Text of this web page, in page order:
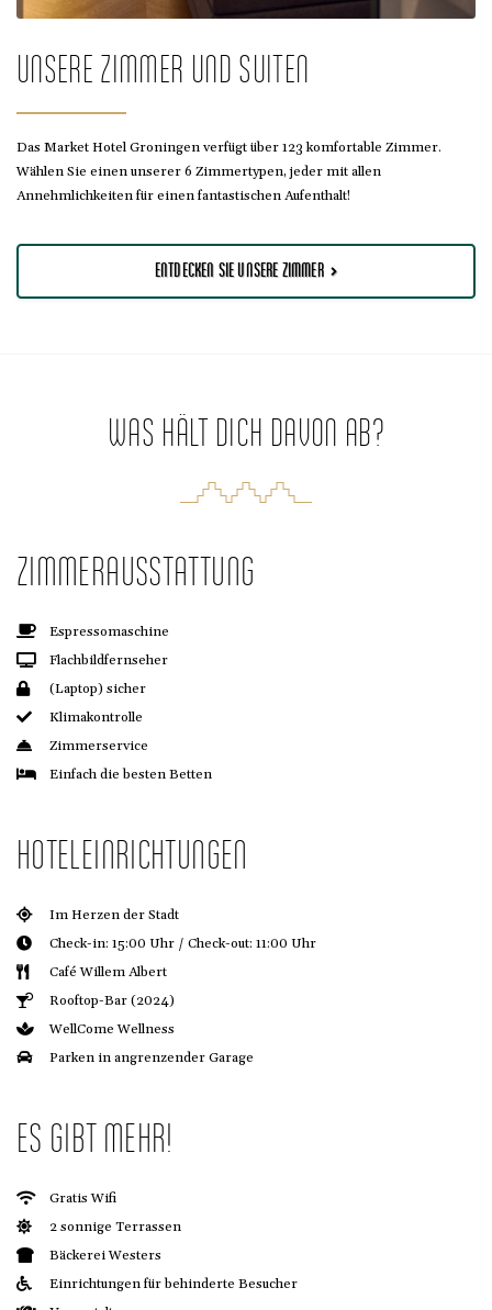
UNSERE ZIMMER UND SUITEN
Das Market Hotel Groningen verfügt über 123 komfortable Zimmer.
Wählen Sie einen unserer 6 Zimmertypen, jeder mit allen
Annehmlichkeiten für einen fantastischen Aufenthalt!
ENTDECKEN SIE UNSERE ZIMMER
WAS HÄLT DICH DAVON AB?
ZIMMERAUSSTATTUNG
Espressomaschine
Flachbildfernseher
(Laptop) sicher
Klimakontrolle
Zimmerservice
Einfach die besten Betten
HOTELEINRICHTUNGEN
Im Herzen der Stadt
Check-in: 15:00 Uhr / Check-out: 11:00 Uhr
Café Willem Albert
Rooftop-Bar (2024)
WellCome Wellness
Parken in angrenzender Garage
ES GIBT MEHR!
Gratis Wifi
2 sonnige Terrassen
Bäckerei Westers
Einrichtungen für behinderte Besucher